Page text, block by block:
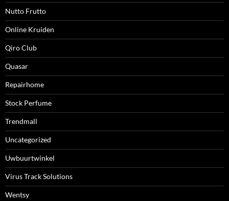
Nutto Frutto
Online Kruiden
Qiro Club
Quasar
Repairhome
Stock Perfume
Trendmall
Uncategorized
Uwbuurtwinkel
Virus Track Solutions
Wentsy